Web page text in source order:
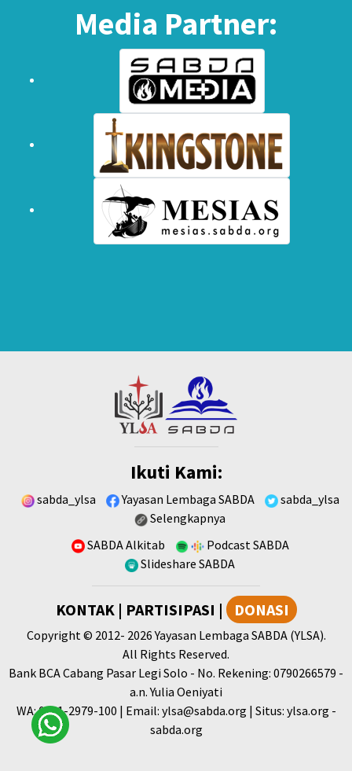
Media Partner:
Ikuti Kami:
sabda_ylsa Yayasan Lembaga SABDA
sabda_ylsa
Selengkapnya
SABDA Alkitab
Podcast SABDA
Slideshare SABDA
KONTAK| PARTISIPASI | DONASI
Copyright© 2012- 2026Yayasan Lembaga SABDA (YLSA).
All Rights Reserved.
Bank BCA Cabang Pasar Legi Solo - No. Rekening: 0790266579 -
a.n. Yulia Oeniyati
WA:0881-2979-100 | Email: ylsa@sabda.org | Situs: ylsa.org -
sabda.org